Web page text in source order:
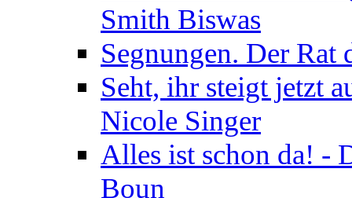
Smith Biswas
Segnungen. Der
Seht, ihr steigt jetzt
Nicole Singer
Alles ist schon da! -
Boun